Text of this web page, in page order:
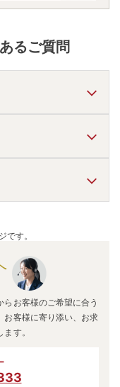
るご質問
「近くに観光地あ
谷
30分。
約5～10分。
と言われています。
です。
お客様のご希望に合う
お客様に寄り添い、お求
す。